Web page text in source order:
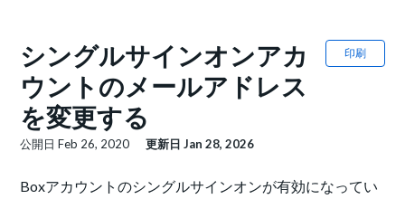
印刷
シングルサインオンアカ
ウントのメールアドレス
を変更する
公開日Feb 26, 2020 更新日Jan 28, 2026
Boxアカウントのシングルサインオンが有効になってい